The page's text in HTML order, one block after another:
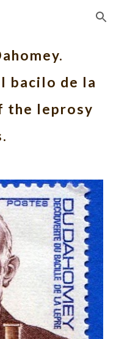
Skip to navigation
bacilo de la
the leprosy